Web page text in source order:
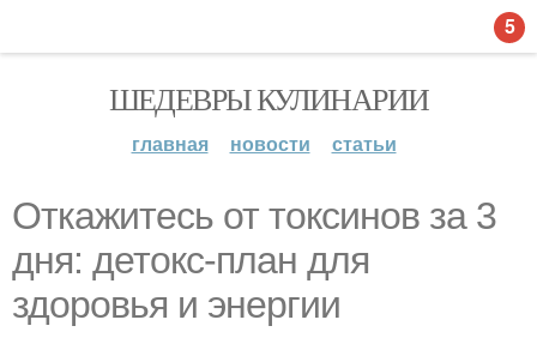
ШЕДЕВРЫ КУЛИНАРИИ
главная новости статьи
Откажитесь от токсинов за 3
дня: детокс-план для
здоровья и энергии
5